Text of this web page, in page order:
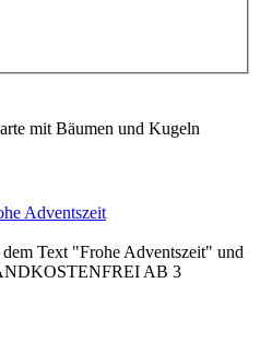
Adventszeit
Text "Frohe Adventszeit" und
AB 3